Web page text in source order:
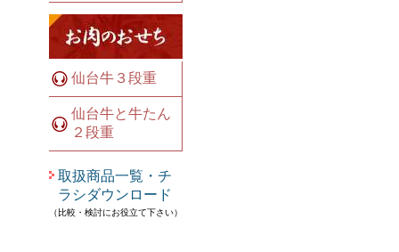
仙台牛３段重
仙台牛と牛たん
２段重
取扱商品一覧・チ
ラシダウンロード
（比較・検討にお役立て下さい）